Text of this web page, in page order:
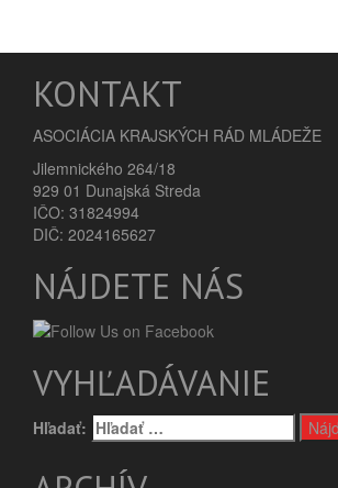
KONTAKT
ASOCIÁCIA KRAJSKÝCH RÁD MLÁDEŽE
Jilemnického 264/18
929 01 Dunajská Streda
IČO: 31824994
DIČ: 2024165627
NÁJDETE NÁS
VYHĽADÁVANIE
Hľadať: